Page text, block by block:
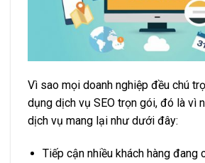
Vì sao mọi doanh nghiệp đều chú
dụng dịch vụ SEO trọn gói, đó là vì
dịch vụ mang lại như dưới đây:
Tiếp cận nhiều khách hàng đang